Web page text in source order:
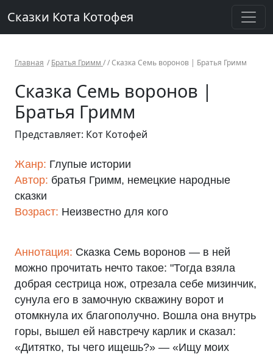
Сказки Кота Котофея
Главная / Братья Гримм / /Сказка Семь воронов | Братья Гримм
Сказка Семь воронов |
Братья Гримм
Представляет: Кот Котофей
Жанр: Глупые истории
Автор: братья Гримм, немецкие народные
сказки
Возраст: Неизвестно для кого
Аннотация: Сказка Семь воронов — в ней
можно прочитать нечто такое: "Тогда взяла
добрая сестрица нож, отрезала себе мизинчик,
сунула его в замочную скважину ворот и
отомкнула их благополучно. Вошла она внутрь
горы, вышел ей навстречу карлик и сказал:
«Дитятко, ты чего ищешь?» — «Ищу моих